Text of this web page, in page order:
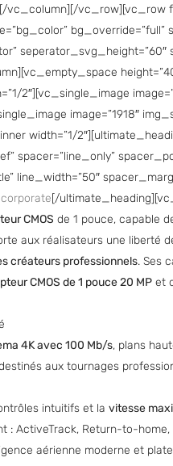
vc_column][/vc_row][vc_row
seperator_svg_height=”60″
2″][vc_single_image
image=”1918″
width=”1/
spacer=”line_only”
line_width=”50″
[/
CMOS de 1 pouce, capable
aux réalisateurs une liberté
créateurs professionnels. Ses
CMOS de 1 pouce 20 MPet
4K avec 100 Mb/s, plans
aux tournages
intuitifs et la vitesse
: ActiveTrack, Return-to-home,
aérienne moderne et